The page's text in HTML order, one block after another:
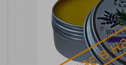
Немає в